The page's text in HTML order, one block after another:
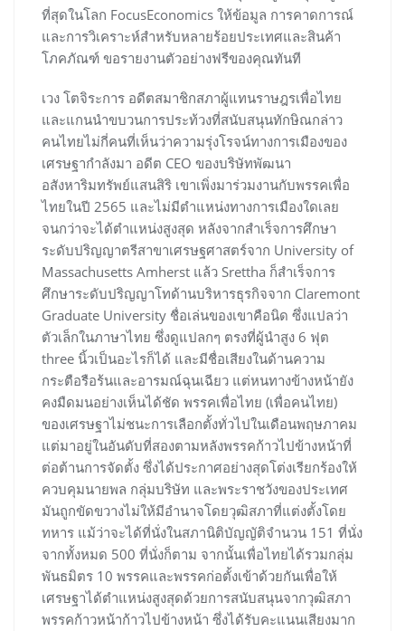
ที่สุดในโลก FocusEconomics ให้ข้อมูล การคาดการณ์
และการวิเคราะห์สำหรับหลายร้อยประเทศและสินค้า
โภคภัณฑ์ ขอรายงานตัวอย่างฟรีของคุณทันที
เวง โตจิระการ อดีตสมาชิกสภาผู้แทนราษฎรเพื่อไทย
และแกนนำขบวนการประท้วงที่สนับสนุนทักษิณกล่าว
คนไทยไม่กี่คนที่เห็นว่าความรุ่งโรจน์ทางการเมืองของ
เศรษฐากำลังมา อดีต CEO ของบริษัทพัฒนา
อสังหาริมทรัพย์แสนสิริ เขาเพิ่งมาร่วมงานกับพรรคเพื่อ
ไทยในปี 2565 และไม่มีตำแหน่งทางการเมืองใดเลย
จนกว่าจะได้ตำแหน่งสูงสุด หลังจากสำเร็จการศึกษา
ระดับปริญญาตรีสาขาเศรษฐศาสตร์จาก University of
Massachusetts Amherst แล้ว Srettha ก็สำเร็จการ
ศึกษาระดับปริญญาโทด้านบริหารธุรกิจจาก Claremont
Graduate University ชื่อเล่นของเขาคือนิด ซึ่งแปลว่า
ตัวเล็กในภาษาไทย ซึ่งดูแปลกๆ ตรงที่ผู้นำสูง 6 ฟุต
three นิ้วเป็นอะไรก็ได้ และมีชื่อเสียงในด้านความ
กระตือรือร้นและอารมณ์ฉุนเฉียว แต่หนทางข้างหน้ายัง
คงมืดมนอย่างเห็นได้ชัด พรรคเพื่อไทย (เพื่อคนไทย)
ของเศรษฐาไม่ชนะการเลือกตั้งทั่วไปในเดือนพฤษภาคม
แต่มาอยู่ในอันดับที่สองตามหลังพรรคก้าวไปข้างหน้าที่
ต่อต้านการจัดตั้ง ซึ่งได้ประกาศอย่างสุดโต่งเรียกร้องให้
ควบคุมนายพล กลุ่มบริษัท และพระราชวังของประเทศ
มันถูกขัดขวางไม่ให้มีอำนาจโดยวุฒิสภาที่แต่งตั้งโดย
ทหาร แม้ว่าจะได้ที่นั่งในสภานิติบัญญัติจำนวน 151 ที่นั่ง
จากทั้งหมด 500 ที่นั่งก็ตาม จากนั้นเพื่อไทยได้รวมกลุ่ม
พันธมิตร 10 พรรคและพรรคก่อตั้งเข้าด้วยกันเพื่อให้
เศรษฐาได้ตำแหน่งสูงสุดด้วยการสนับสนุนจากวุฒิสภา
พรรคก้าวหน้าก้าวไปข้างหน้า ซึ่งได้รับคะแนนเสียงมาก